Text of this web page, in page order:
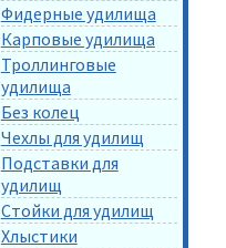
Фидерные удилища
Карповые удилища
Троллинговые
удилища
Без колец
Чехлы для удилищ
Подставки для
удилищ
Стойки для удилищ
Хлыстики